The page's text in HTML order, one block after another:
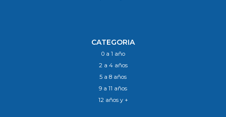
CATEGORIA
0 a 1 año
2 a 4 años
5 a 8 años
9 a 11 años
12 años y +